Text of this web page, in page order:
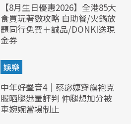
【8月生日優惠2026】全港85大
食買玩著數攻略 自助餐/火鍋放
題同行免費＋誠品/DONKI送現
金券
娛樂
中年好聲音4｜蔡宓婕穿旗袍克
服晒腿迷暈評判 伸腿想加分被
車婉婉當場制止